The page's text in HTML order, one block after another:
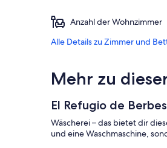
Anzahl der Wohnzimmer
Alle Details zu Zimmer und
Mehr zu
El Refugio de
Wäscherei – das bietet dir
und eine Waschmaschine,